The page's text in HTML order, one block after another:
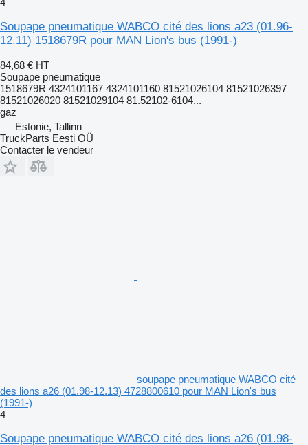
Soupape pneumatique WABCO cité des lions a23 (01.96-
12.11) 1518679R pour MAN Lion's bus (1991-)
84,68 € HT
Soupape pneumatique
1518679R 4324101167 4324101160 81521026104 81521026397
81521026020 81521029104 81.52102-6104...
gaz
Estonie, Tallinn
TruckParts Eesti OÜ
Contacter le vendeur
soupape pneumatique WABCO cité
des lions a26 (01.98-12.13) 4728800610 pour MAN Lion's bus
(1991-)
4
Soupape pneumatique WABCO cité des lions a26 (01.98-